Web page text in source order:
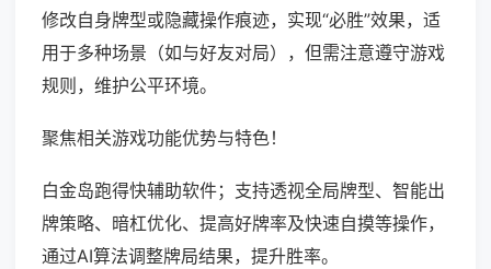
修改自身牌型或隐藏操作痕迹，实现“必胜”效果，适
用于多种场景（如与好友对局），但需注意遵守游戏
规则，维护公平环境。
聚焦相关游戏功能优势与特色！
白金岛跑得快辅助软件；支持透视全局牌型、智能出
牌策略、暗杠优化、提高好牌率及快速自摸等操作，
通过AI算法调整牌局结果，提升胜率。